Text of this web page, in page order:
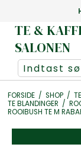
levering 1-3
TE &
SALONEN
FORSIDE / SHOP /
TE BLANDINGER /
ROOIBUSH TE M